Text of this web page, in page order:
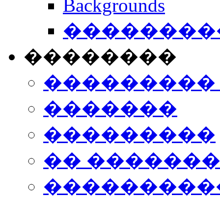
Backgrounds
��������
���������
�������
���������
��